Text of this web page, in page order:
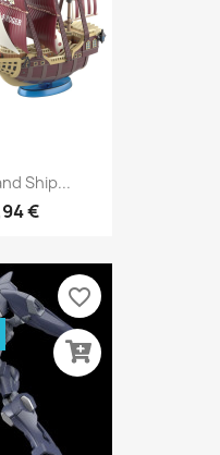
Ship...
€
favorite_border